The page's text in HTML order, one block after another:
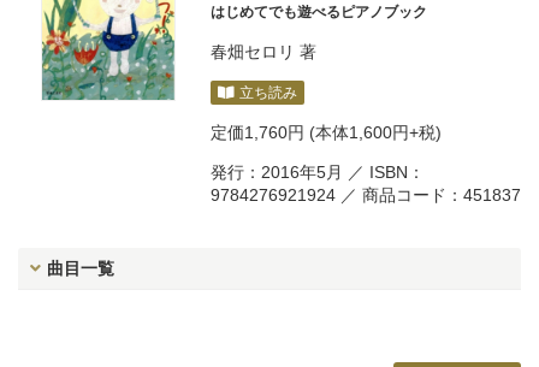
はじめてでも遊べるピアノブック
春畑セロリ 著
立ち読み
定価1,760円 (本体1,600円+税)
発行：2016年5月 ／ ISBN：
9784276921924 ／ 商品コード：451837
曲目一覧